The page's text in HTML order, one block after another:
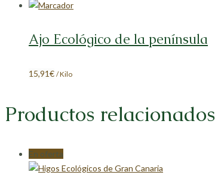
Ajo Ecológico de la península
15,91€ / Kilo
Productos relacionados
En oferta